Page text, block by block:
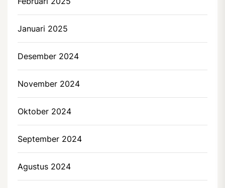
Januari 2025
Desember 2024
November 2024
Oktober 2024
September 2024
Agustus 2024